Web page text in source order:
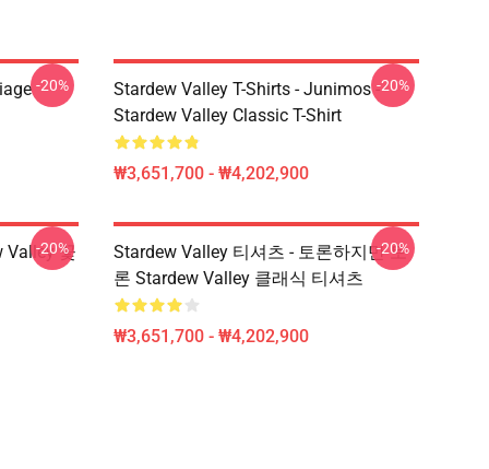
-20%
Stardew Valley T-Shirts - Junimos -
Stardew Valley Classic T-Shirt
₩3,651,700 - ₩4,202,900
-20%
Valley 꽃
-20%
Stardew Valley 티셔츠 - 토론하지만 토
론 Stardew Valley 클래식 티셔츠
₩3,651,700 - ₩4,202,900
-20%